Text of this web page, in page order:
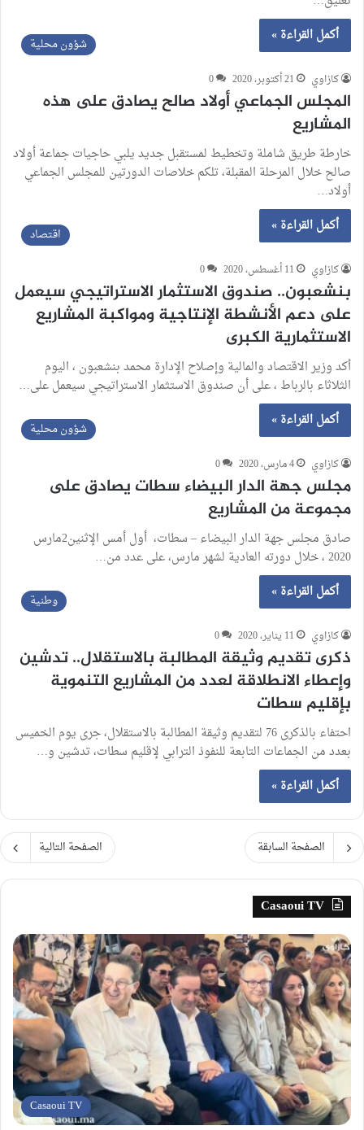
أكمل القراءة »
شؤون محلية
كازاوي 21 أكتوبر، 2020 0
المجلس الجماعي أولاد صالح يصادق على هذه
المشاريع
خارطة طريق شاملة وتخطيط لمستقبل جديد يلبي حاجيات جماعة أولاد
صالح خلال المرحلة المقبلة، تلكم خلاصات الدورتين للمجلس الجماعي
أولاد…
أكمل القراءة »
اقتصاد
كازاوي 11 أغسطس، 2020 0
بنشعبون.. صندوق الاستثمار الاستراتيجي سيعمل
على دعم الأنشطة الإنتاجية ومواكبة المشاريع
الاستثمارية الكبرى
أكد وزير الاقتصاد والمالية وإصلاح الإدارة محمد بنشعبون ، اليوم
الثلاثاء بالرباط ، على أن صندوق الاستثمار الاستراتيجي سيعمل على…
أكمل القراءة »
شؤون محلية
كازاوي 4 مارس، 2020 0
مجلس جهة الدار البيضاء سطات يصادق على
مجموعة من المشاريع
صادق مجلس جهة الدار البيضاء – سطات، أول أمس الإثنين2مارس
2020 ، خلال دورته العادية لشهر مارس، على عدد من…
أكمل القراءة »
وطنية
كازاوي 11 يناير، 2020 0
ذكرى تقديم وثيقة المطالبة بالاستقلال.. تدشين
وإعطاء الانطلاقة لعدد من المشاريع التنموية
بإقليم سطات
احتفاء بالذكرى 76 لتقديم وثيقة المطالبة بالاستقلال، جرى يوم الخميس
بعدد من الجماعات التابعة للنفوذ الترابي لإقليم سطات، تدشين و…
أكمل القراءة »
الصفحة السابقة الصفحة التالية
Casaoui TV
Casaoui TV